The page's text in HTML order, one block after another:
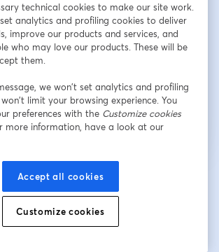
Register
registered? Join here
acknowledge and agree to our
opens in a new tab
Your details will be shared with the host.
technical cookies to make our site work.
analytics and profiling cookies to deliver
improve our products and services, and
who may love our products. These will be
them.
we won’t set analytics and profiling
limit your browsing experience. You
preferences with the Customize cookies
more information, have a look at our
Accept all cookies
Customize cookies